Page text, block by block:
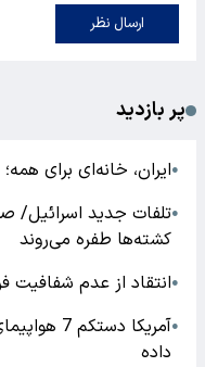
ارسال نظر
پر بازدید
●ایران، خانه‌ای برای
●تلفات جدید اسرائیل/
کشته‌ها طفره می‌روند
●انتقاد از عدم شفافیت
●
آمریکا
داده